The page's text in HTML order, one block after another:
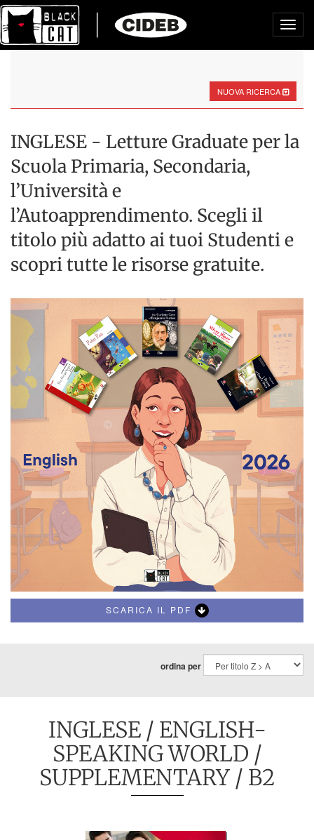
NUOVA RICERCA
INGLESE - Letture Graduate per la
Scuola Primaria, Secondaria,
l’Università e
l’Autoapprendimento. Scegli il
titolo più adatto ai tuoi Studenti e
scopri tutte le risorse gratuite.
SCARICA IL PDF
ordina per
INGLESE/ ENGLISH-
SPEAKING WORLD /
SUPPLEMENTARY/ B2